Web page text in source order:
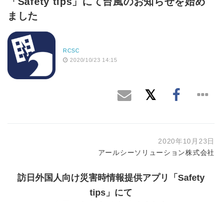
ました
RCSC
2020/10/23 14:15
2020年10月23日
アールシーソリューション株式会社
訪日外国人向け災害時情報提供アプリ「Safety
tips」にて